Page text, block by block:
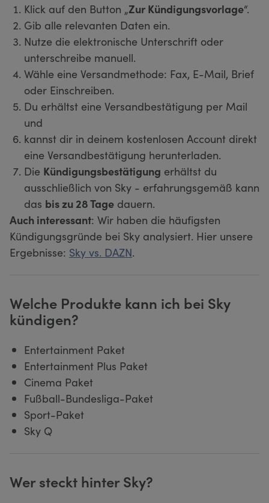
Klick auf den Button „Zur Kündigungsvorlage“.
Gib alle relevanten Daten ein.
Nutze die elektronische Unterschrift oder
unterschreibe manuell.
Wähle eine Versandmethode: Fax, E-Mail, Brief
oder Einschreiben.
Du erhältst eine Versandbestätigung per Mail
und
kannst dir in deinem kostenlosen Account direkt
eine Versandbestätigung herunterladen.
Die Kündigungsbestätigung erhältst du
ausschließlich von Sky - erfahrungsgemäß kann
das bis zu 28 Tage dauern.
Auch interessant: Wir haben die häufigsten
Kündigungsgründe bei Sky analysiert. Hier unsere
Ergebnisse: Sky vs. DAZN.
Welche Produkte kann ich bei Sky
kündigen?
Entertainment Paket
Entertainment Plus Paket
Cinema Paket
Fußball-Bundesliga-Paket
Sport-Paket
Sky Q
Wer steckt hinter Sky?